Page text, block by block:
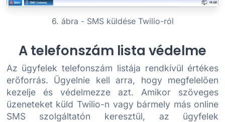
6. ábra - SMS küldése Twilio-ról
A telefonszám lista védelme
Az ügyfelek telefonszám listája rendkívül értékes
erőforrás. Ügyelnie kell arra, hogy megfelelően
kezelje és védelmezze azt. Amikor szöveges
üzeneteket küld Twilio-n vagy bármely más online
SMS szolgáltatón keresztül, az ügyfelek